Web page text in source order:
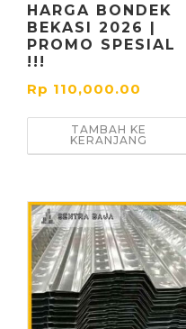
HARGA BONDEK
BEKASI 2026 |
PROMO SPESIAL
!!!
Rp 110,000.00
TAMBAH KE
KERANJANG